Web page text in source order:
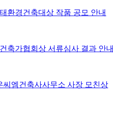
환경건축대상 작품 공모 안내
축가협회상 서류심사 결과 안내
씨엠건축사사무소 사장 모친상